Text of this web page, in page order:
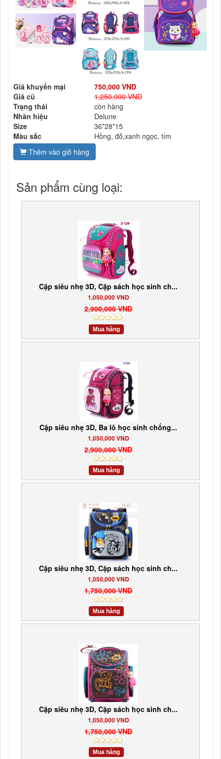
Giá khuyến mại
750,000 VND
Giá cũ
1,250,000 VND
Trạng thái
còn hàng
Nhãn hiệu
Delune
Size
36*28*15
Màu sắc
Hồng, đỏ,xanh ngọc, tím
Thêm vào giỏ hàng
Sản phẩm cùng loại:
Cặp siêu nhẹ 3D, Cặp sách học sinh ch...
1,050,000 VND
2,900,000 VND
Mua hàng
Cặp siêu nhẹ 3D, Ba lô học sinh chống...
1,050,000 VND
2,900,000 VND
Mua hàng
Cặp siêu nhẹ 3D, Cặp sách học sinh ch...
1,050,000 VND
1,750,000 VND
Mua hàng
Cặp siêu nhẹ 3D, Cặp sách học sinh ch...
1,050,000 VND
1,750,000 VND
Mua hàng